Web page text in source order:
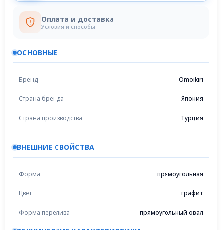
Оплата и доставка
Условия и способы
ОСНОВНЫЕ
Бренд Omoikiri
Страна бренда Япония
Страна производства Турция
ВНЕШНИЕ СВОЙСТВА
Форма прямоугольная
Цвет графит
Форма перелива прямоугольный овал